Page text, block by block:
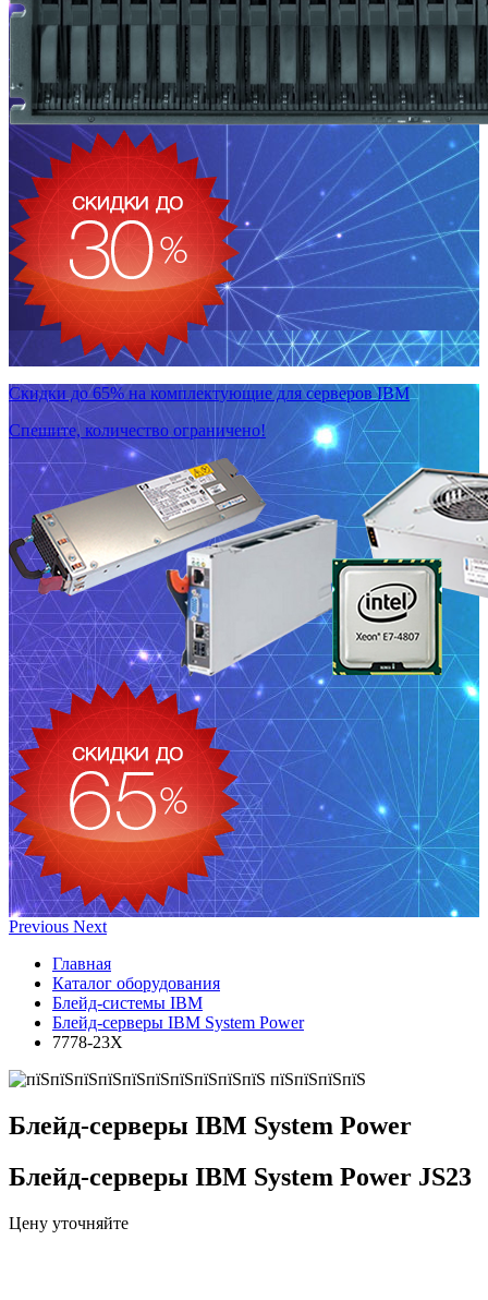
Скидки до 65% на комплектующие для серверов IBM
Спешите, количество ограничено!
Previous Next
Главная
Каталог оборудования
Блейд-системы IBM
Блейд-серверы IBM System Power
7778-23X
Блейд-серверы IBM System Power
Блейд-серверы IBM System Power JS23
Цену уточняйте